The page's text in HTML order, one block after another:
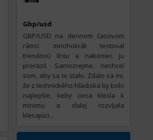
Gbp/usd
GBP/USD na dennom časovom
rámci mnohokrát testoval
trendovú líniu a nakoniec ju
prerazil. Samozrejme, nechcel
som, aby sa to stalo. Zdalo sa mi,
že z technického hľadiska by bolo
najlepšie, keby cena klesla k
minimu a ďalej rozvíjala
klesajúci...